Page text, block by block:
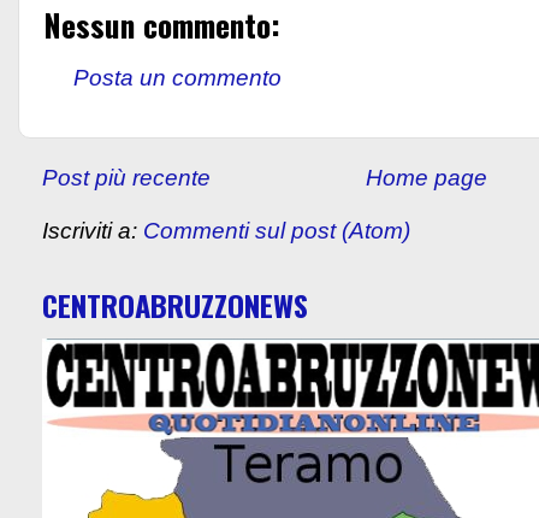
Nessun commento:
Posta un commento
Post più recente Home page
Iscriviti a: Commenti sul post (Atom)
CENTROABRUZZONEWS